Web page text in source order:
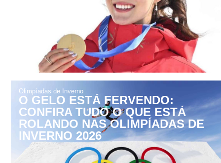
Olimpíadas de Inverno
O GELO ESTÁ FERVENDO:
CONFIRA TUDO O QUE ESTÁ
ROLANDO NAS OLIMPÍADAS DE
INVERNO 2026